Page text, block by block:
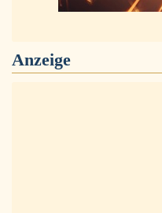
Anzeige